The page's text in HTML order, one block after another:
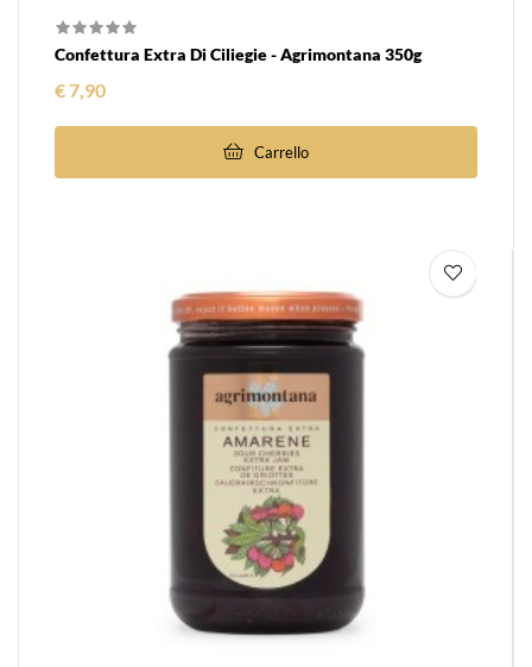
Confettura Extra Di Ciliegie - Agrimontana 350g
Prezzo
€ 7,90
Carrello